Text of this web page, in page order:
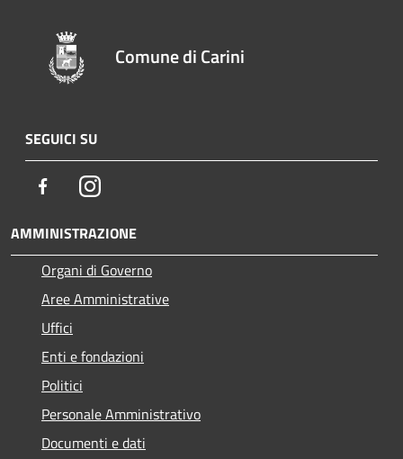
Comune di Carini
SEGUICI SU
FacebookInstagram
AMMINISTRAZIONE
Organi di Governo
Aree Amministrative
Uffici
Enti e fondazioni
Politici
Personale Amministrativo
Documenti e dati